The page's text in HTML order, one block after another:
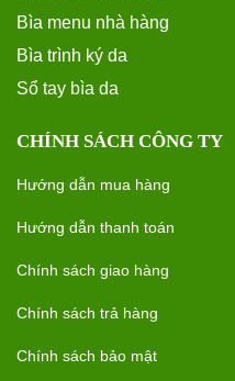
Bìa menu nhà hàng
Bìa trình ký da
Sổ tay bìa da
CHÍNH SÁCH CÔNG TY
Hướng dẫn mua hàng
Hướng dẫn thanh toán
Chính sách giao hàng
Chính sách trả hàng
Chính sách bảo mật